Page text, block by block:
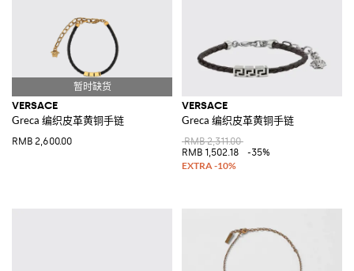
VERSACE
Greca 编织皮革黄铜手链
RMB 2,600.00
VERSACE
Greca 编织皮革黄铜手链
RMB 2,311.00
RMB 1,502.18
-35%